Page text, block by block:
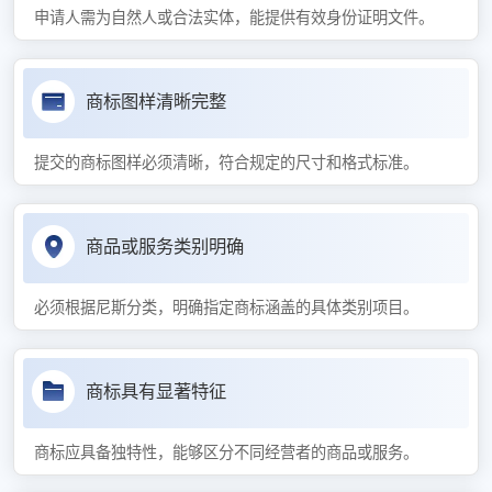
申请人需为自然人或合法实体，能提供有效身份证明文件。
商标图样清晰完整
提交的商标图样必须清晰，符合规定的尺寸和格式标准。
商品或服务类别明确
必须根据尼斯分类，明确指定商标涵盖的具体类别项目。
商标具有显著特征
商标应具备独特性，能够区分不同经营者的商品或服务。